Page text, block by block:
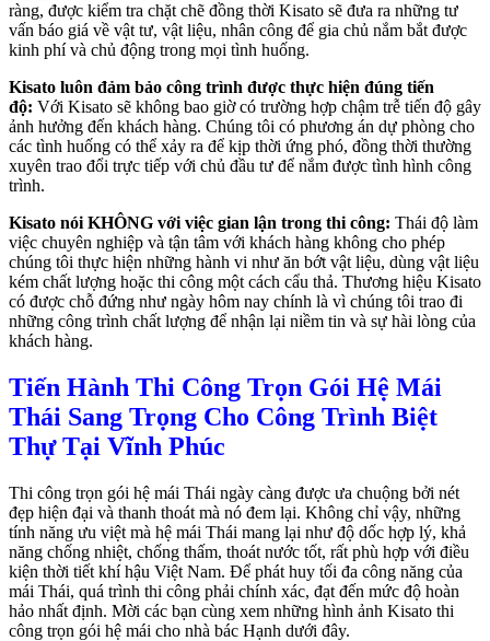
ràng, được kiểm tra chặt chẽ đồng thời Kisato sẽ đưa ra những tư
vấn báo giá về vật tư, vật liệu, nhân công để gia chủ nắm bắt được
kinh phí và chủ động trong mọi tình huống.
Kisato luôn đảm bảo công trình được thực hiện đúng tiến
độ: Với Kisato sẽ không bao giờ có trường hợp chậm trễ tiến độ gây
ảnh hưởng đến khách hàng. Chúng tôi có phương án dự phòng cho
các tình huống có thể xảy ra để kịp thời ứng phó, đồng thời thường
xuyên trao đổi trực tiếp với chủ đầu tư để nắm được tình hình công
trình.
Kisato nói KHÔNG với việc gian lận trong thi công: Thái độ làm
việc chuyên nghiệp và tận tâm với khách hàng không cho phép
chúng tôi thực hiện những hành vi như ăn bớt vật liệu, dùng vật liệu
kém chất lượng hoặc thi công một cách cẩu thả. Thương hiệu Kisato
có được chỗ đứng như ngày hôm nay chính là vì chúng tôi trao đi
những công trình chất lượng để nhận lại niềm tin và sự hài lòng của
khách hàng.
Tiến Hành Thi Công Trọn Gói Hệ Mái
Thái Sang Trọng Cho Công Trình Biệt
Thự Tại Vĩnh Phúc
Thi công trọn gói hệ mái Thái ngày càng được ưa chuộng bởi nét
đẹp hiện đại và thanh thoát mà nó đem lại. Không chỉ vậy, những
tính năng ưu việt mà hệ mái Thái mang lại như độ dốc hợp lý, khả
năng chống nhiệt, chống thấm, thoát nước tốt, rất phù hợp với điều
kiện thời tiết khí hậu Việt Nam. Để phát huy tối đa công năng của
mái Thái, quá trình thi công phải chính xác, đạt đến mức độ hoàn
hảo nhất định. Mời các bạn cùng xem những hình ảnh Kisato thi
công trọn gói hệ mái cho nhà bác Hạnh dưới đây.